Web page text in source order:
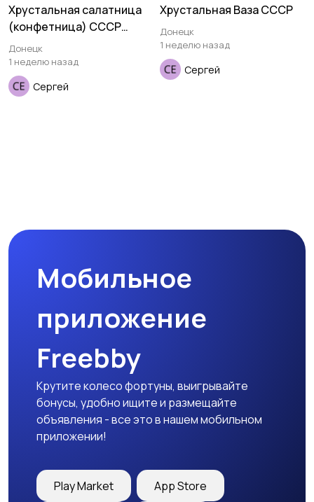
Хрустальная салатница
(конфетница) СССР
ладья
Донецк
1 неделю назад
Сергей
Хрустальная Ваза СССР
Донецк
1 неделю назад
Сергей
Мобильное
приложение
Freebby
Крутите колесо фортуны, выигрывайте
бонусы, удобно ищите и размещайте
объявления - все это в нашем мобильном
приложении!
Play Market App Store